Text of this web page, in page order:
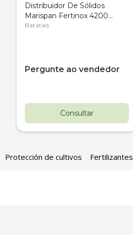
Distribuidor De Sólidos
Marispan Fertinox 4200
Citrus
Batatais
Pergunte ao vendedor
Consultar
Protección de cultivos Fertilizantes